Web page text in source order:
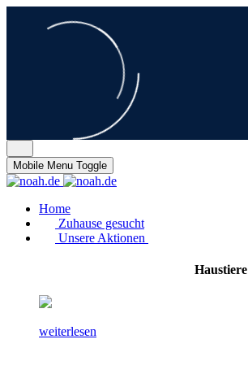
Mobile Menu Toggle
Home
Zuhause gesucht
Unsere Aktionen
Haustiere
weiterlesen